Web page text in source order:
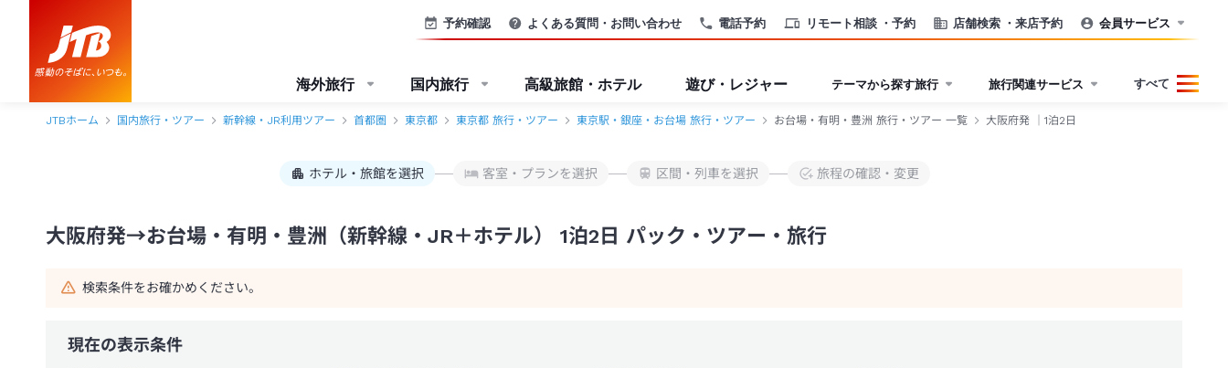
電話予約 リモート相談 ・予約 店舗検索 ・来店予約
予約確認 よくある質問・お問い合わせ 会員サービス
海外旅行 国内旅行 高級旅館・ホテル 遊び・レジャー テーマから探す旅行 旅行関連サービス すべて
JTBホーム 国内旅行・ツアー 新幹線・JR利用ツアー 首都圏 東京都 東京都 旅行・ツアー 東京駅・銀座・お台場 旅行・ツアー お台場・有明・豊洲 旅行・ツアー 一覧 大阪府発 ｜1泊2日
ホテル・旅館を選択 客室・プランを選択 区間・列車を選択 旅程の確認・変更
大阪府発→お台場・有明・豊洲（新幹線・JR＋ホテル） 1泊2日 パック・ツアー・旅行
検索条件をお確かめください。
現在の表示条件